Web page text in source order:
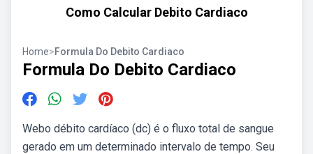
Como Calcular Debito Cardiaco
Home>Formula Do Debito Cardiaco
Formula Do Debito Cardiaco
Webo débito cardíaco (dc) é o fluxo total de sangue
gerado em um determinado intervalo de tempo. Seu